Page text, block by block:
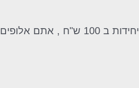
הזמנתי לאישתי ביום הנישואים, לא האמנתי שככה זה יגיע , כל בלוק עטוף בצלופן במבצע של 7 יחידות ב 100 ש"ח , אתם אלופים